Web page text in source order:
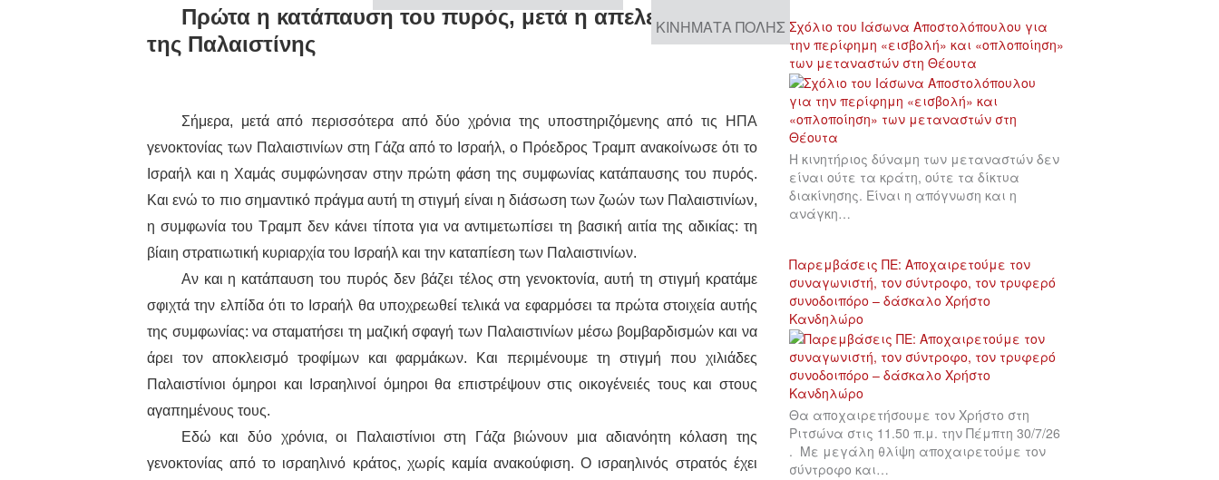
ΚΙΝΉΜΑΤΑ ΠΌΛΗΣ
Πρώτα η κατάπαυση του πυρός, μετά η απελευθέρωση
της Παλαιστίνης
Σήμερα, μετά από περισσότερα από δύο χρόνια της υποστηριζόμενης από τις ΗΠΑ
γενοκτονίας των Παλαιστινίων στη Γάζα από το Ισραήλ, ο Πρόεδρος Τραμπ ανακοίνωσε ότι το
Ισραήλ και η Χαμάς συμφώνησαν στην πρώτη φάση της συμφωνίας κατάπαυσης του πυρός.
Και ενώ το πιο σημαντικό πράγμα αυτή τη στιγμή είναι η διάσωση των ζωών των Παλαιστινίων,
η συμφωνία του Τραμπ δεν κάνει τίποτα για να αντιμετωπίσει τη βασική αιτία της αδικίας: τη
βίαιη στρατιωτική κυριαρχία του Ισραήλ και την καταπίεση των Παλαιστινίων.
Αν και η κατάπαυση του πυρός δεν βάζει τέλος στη γενοκτονία, αυτή τη στιγμή κρατάμε
σφιχτά την ελπίδα ότι το Ισραήλ θα υποχρεωθεί τελικά να εφαρμόσει τα πρώτα στοιχεία αυτής
της συμφωνίας: να σταματήσει τη μαζική σφαγή των Παλαιστινίων μέσω βομβαρδισμών και να
άρει τον αποκλεισμό τροφίμων και φαρμάκων. Και περιμένουμε τη στιγμή που χιλιάδες
Παλαιστίνιοι όμηροι και Ισραηλινοί όμηροι θα επιστρέψουν στις οικογένειές τους και στους
αγαπημένους τους.
Εδώ και δύο χρόνια, οι Παλαιστίνιοι στη Γάζα βιώνουν μια αδιανόητη κόλαση της
γενοκτονίας από το ισραηλινό κράτος, χωρίς καμία ανακούφιση. Ο ισραηλινός στρατός έχει
Σχόλιο του Ιάσωνα Αποστολόπουλου για
την περίφημη «εισβολή» και «οπλοποίηση»
των μεταναστών στη Θέουτα
Η κινητήριος δύναμη των μεταναστών δεν
είναι ούτε τα κράτη, ούτε τα δίκτυα
διακίνησης. Είναι η απόγνωση και η
ανάγκη…
Παρεμβάσεις ΠΕ: Αποχαιρετούμε τον
συναγωνιστή, τον σύντροφο, τον τρυφερό
συνοδοιπόρο – δάσκαλο Χρήστο
Κανδηλώρο
Θα αποχαιρετήσουμε τον Χρήστο στη
Ριτσώνα στις 11.50 π.μ. την Πέμπτη 30/7/26
. Με μεγάλη θλίψη αποχαιρετούμε τον
σύντροφο και…